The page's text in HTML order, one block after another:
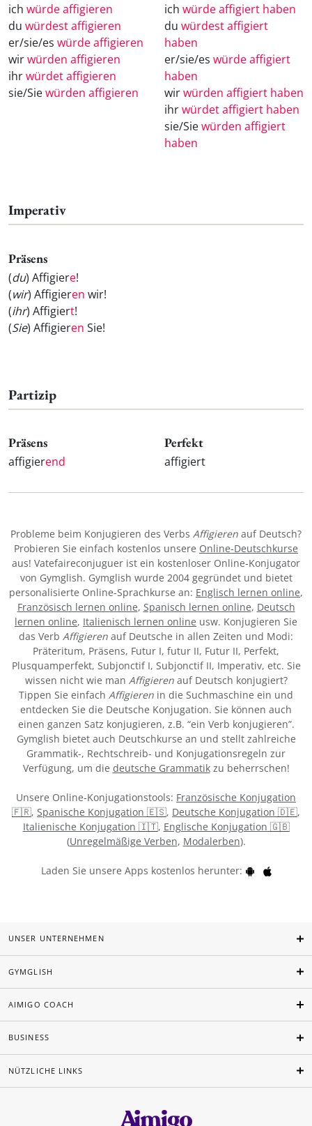
ich würde affigieren
du würdest affigieren
er/sie/es würde affigieren
wirwürden affigieren
ihrwürdet affigieren
sie/Siewürden affigieren
ich würde affigiert haben
du würdest affigiert
haben
er/sie/es würde affigiert
haben
wirwürden affigiert haben
ihrwürdet affigiert haben
sie/Siewürden affigiert
haben
Imperativ
Präsens
(du) Affigiere!
(wir) Affigieren wir!
(ihr) Affigiert!
(Sie) Affigieren Sie!
Partizip
Präsens
affigierend
Perfekt
affigiert
Probleme beim Konjugieren des Verbs Affigieren auf Deutsch?
Probieren Sie einfach kostenlos unsere Online-Deutschkurse
aus! Vatefaireconjuguer ist ein kostenloser Online-Konjugator
von Gymglish. Gymglish wurde 2004 gegründet und bietet
personalisierte Online-Sprachkurse an: Englisch lernen online,
Französisch lernen online, Spanisch lernen online, Deutsch
lernen online, Italienisch lernen online usw. Konjugieren Sie
das Verb Affigieren auf Deutsche in allen Zeiten und Modi:
Präteritum, Präsens, Futur I, futur II, Futur II, Perfekt,
Plusquamperfekt, Subjonctif I, Subjonctif II, Imperativ, etc. Sie
wissen nicht wie man Affigierenauf Deutsch konjugiert?
Tippen Sie einfach Affigieren in die Suchmaschine ein und
entdecken Sie die Deutsche Konjugation. Sie können auch
einen ganzen Satz konjugieren, z.B. “ein Verb konjugieren”.
Gymglish bietet auch Deutschkurse an und stellt zahlreiche
Grammatik-, Rechtschreib- und Konjugationsregeln zur
Verfügung, um die deutsche Grammatikzu beherrschen!
Unsere Online-Konjugationstools: Französische Konjugation
🇫🇷, Spanische Konjugation 🇪🇸, Deutsche Konjugation 🇩🇪,
Italienische Konjugation 🇮🇹, Englische Konjugation 🇬🇧
(Unregelmäßige Verben, Modalerben).
Laden Sie unsere Apps kostenlos herunter:
UNSER UNTERNEHMEN
GYMGLISH
AIMIGO COACH
BUSINESS
NÜTZLICHE LINKS